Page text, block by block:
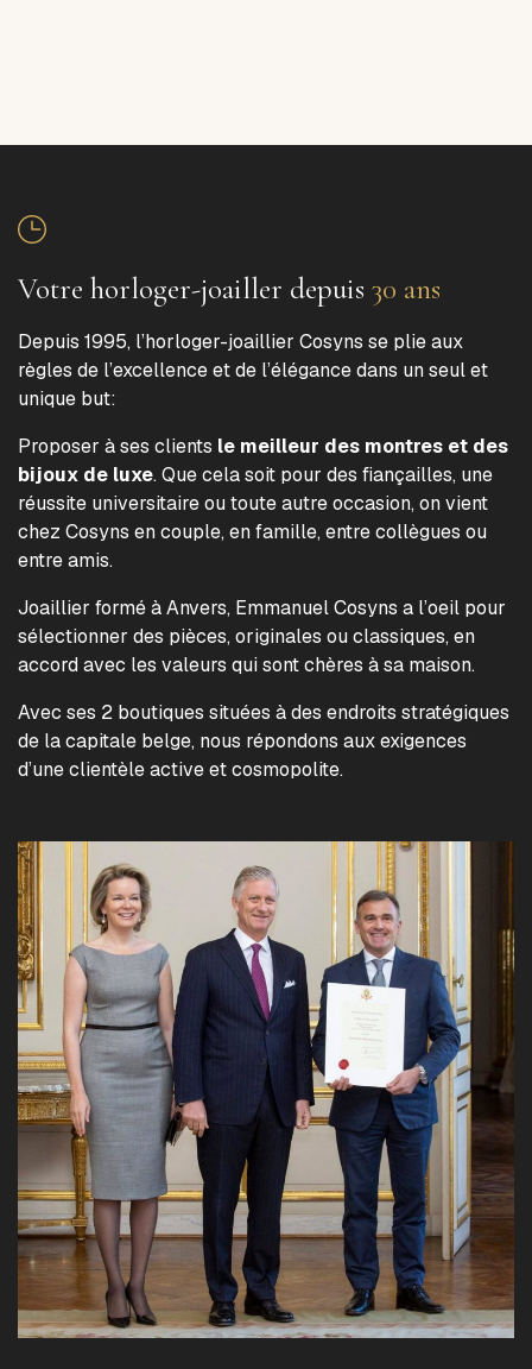
Votre horloger-joailler depuis 30 ans
Depuis 1995, l’horloger-joaillier Cosyns se plie aux
règles de l’excellence et de l’élégance dans un seul et
unique but:
Proposer à ses clients le meilleur des montres et des
bijoux de luxe. Que cela soit pour des fiançailles, une
réussite universitaire ou toute autre occasion, on vient
chez Cosyns en couple, en famille, entre collègues ou
entre amis.
Joaillier formé à Anvers, Emmanuel Cosyns a l’oeil pour
sélectionner des pièces, originales ou classiques, en
accord avec les valeurs qui sont chères à sa maison.
Avec ses 2 boutiques situées à des endroits stratégiques
de la capitale belge, nous répondons aux exigences
d’une clientèle active et cosmopolite.